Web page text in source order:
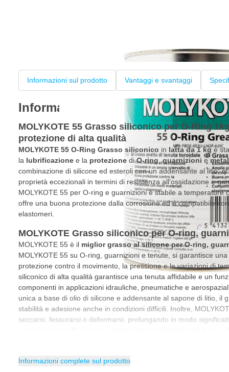
Informazioni sul prodotto Vantaggi e svantaggi
Informazioni sul prodotto
MOLYKOTE 55 Grasso siliconico per O-Ring
protezione di alta qualità
MOLYKOTE 55 O-Ring Grasso siliconico in latta da 1 kgè
la lubrificazione e la protezione diO-ring,guarnizioni e
combinazione di silicone ed esteroli con un addensante al litio,
proprietà eccezionali in termini di resistenza all'ossidazione e
MOLYKOTE 55 per O-ring e guarnizioni è stabile a temperature
offre una buona protezione dalla corrosione ed è compatibile
elastomeri.
MOLYKOTE Grasso siliconico per O-ring,
MOLYKOTE 55 è il miglior grasso al silicone per O-ring,
MOLYKOTE 55 su O-ring, guarnizioni e tenute, si garantisce
protezione contro il movimento, la pressione e le variazioni di
siliconico di alta qualità garantisce una tenuta affidabile e un
componenti in applicazioni idrauliche, pneumatiche e
unica a base di olio di silicone e addensante al sapone di litio, il
stabilità e adesione anche in condizioni difficili. Inoltre,
seccarsi, fessurarsi o deformarsi, prolungando in modo
Vantaggi del grasso per O-ring MOLYKOTE 55
Informazioni complete sul prodotto